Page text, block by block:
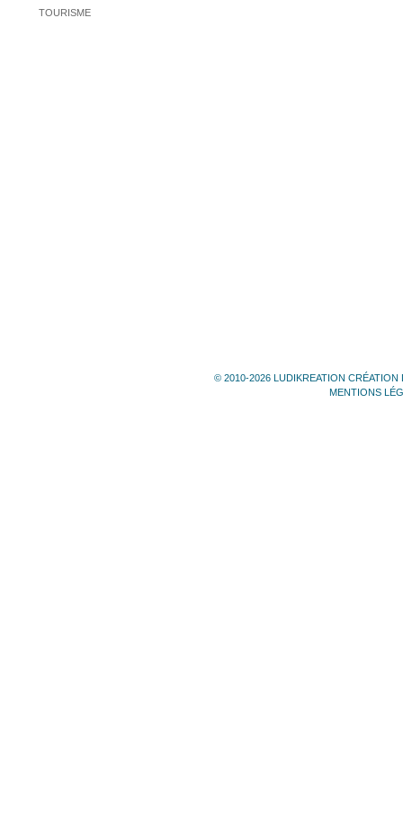
TOURISME
© 2010-2026 LUDIKREATION CRÉATION
MENTIONS